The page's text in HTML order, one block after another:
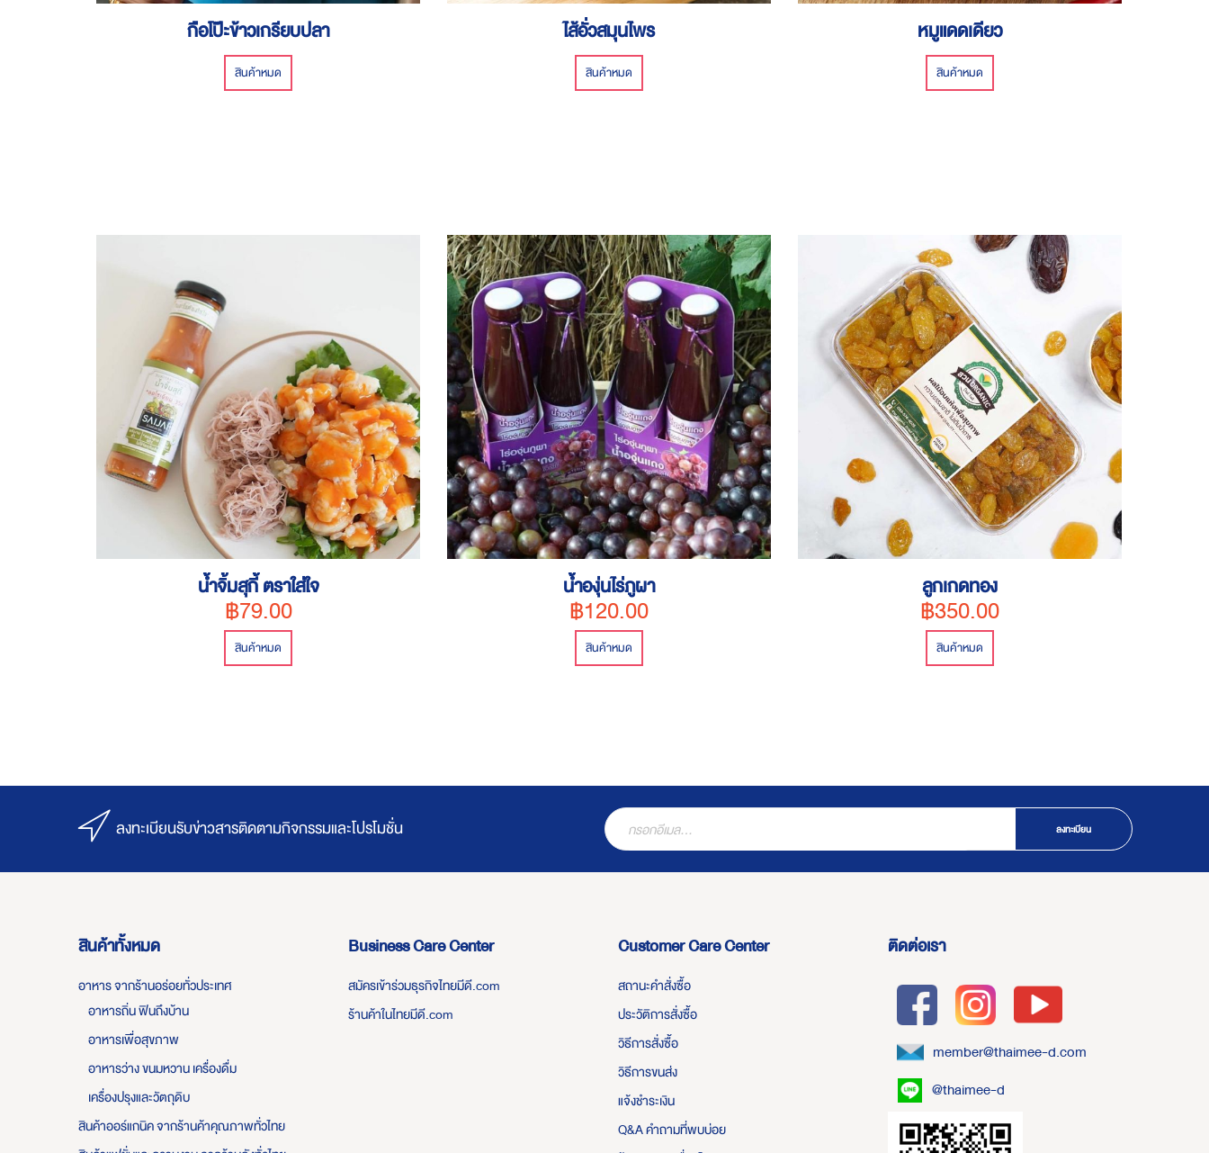
กือโป๊ะข้าวเกรียบปลา
สินค้าหมด
ไส้อั่วสมุนไพร
สินค้าหมด
หมูแดดเดียว
สินค้าหมด
น้ำจิ้มสุกี้ ตราใส่ใจ
฿79.00
สินค้าหมด
น้ำองุ่นไร่ภูผา
฿120.00
สินค้าหมด
ลูกเกดทอง
฿350.00
สินค้าหมด
ลงทะเบียนรับข่าวสารติดตามกิจกรรมและโปรโมชั่น ลงทะเบียน
สินค้าทั้งหมด
อาหาร จากร้านอร่อยทั่วประเทศ
อาหารถิ่น ฟินถึงบ้าน
อาหารเพื่อสุขภาพ
อาหารว่าง ขนมหวาน เครื่องดื่ม
เครื่องปรุงและวัตถุดิบ
สินค้าออร์แกนิค จากร้านค้าคุณภาพทั่วไทย
Business Care Center
สมัครเข้าร่วมธุรกิจไทยมีดี.com
ร้านค้าในไทยมีดี.com
Customer Care Center
สถานะคำสั่งซื้อ
ประวัติการสั่งซื้อ
วิธีการสั่งซื้อ
วิธีการขนส่ง
แจ้งชำระเงิน
Q&A คำถามที่พบบ่อย
ติดต่อเรา
member@thaimee-d.com
@thaimee-d